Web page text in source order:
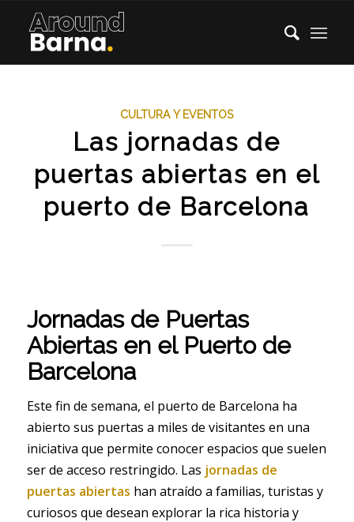
CULTURA Y EVENTOS
Las jornadas de
puertas abiertas en el
puerto de Barcelona
Jornadas de Puertas
Abiertas en el Puerto de
Barcelona
Este fin de semana, el puerto de Barcelona ha
abierto sus puertas a miles de visitantes en una
iniciativa que permite conocer espacios que suelen
ser de acceso restringido. Las jornadas de
puertas abiertas han atraído a familias, turistas y
curiosos que desean explorar la rica historia y